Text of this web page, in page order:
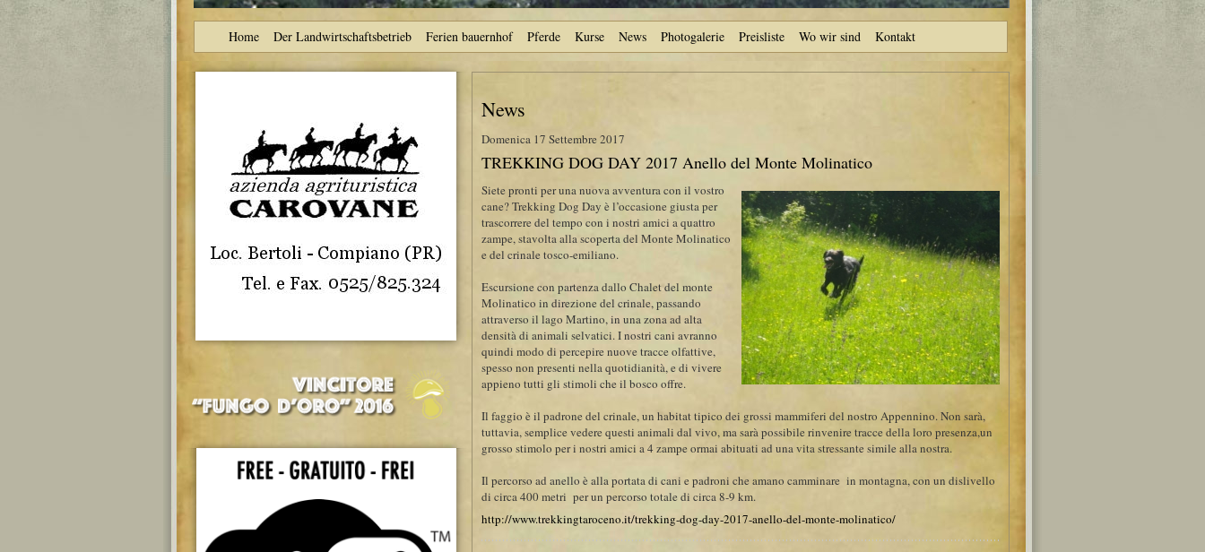
Home Der Landwirtschaftsbetrieb Ferien bauernhof Pferde Kurse News Photogalerie Preisliste Wo wir sind Kontakt
News
Domenica 17 Settembre 2017
TREKKING DOG DAY 2017 Anello del Monte Molinatico
Siete pronti per una nuova avventura con il vostro
cane? Trekking Dog Day è l’occasione giusta per
trascorrere del tempo con i nostri amici a quattro
zampe, stavolta alla scoperta del Monte Molinatico
e del crinale tosco-emiliano.
Escursione con partenza dallo Chalet del monte
Molinatico in direzione del crinale, passando
attraverso il lago Martino, in una zona ad alta
densità di animali selvatici. I nostri cani avranno
quindi modo di percepire nuove tracce olfattive,
spesso non presenti nella quotidianità, e di vivere
appieno tutti gli stimoli che il bosco offre.
Il faggio è il padrone del crinale, un habitat tipico dei grossi mammiferi del nostro Appennino. Non sarà,
tuttavia, semplice vedere questi animali dal vivo, ma sarà possibile rinvenire tracce della loro presenza,un
grosso stimolo per i nostri amici a 4 zampe ormai abituati ad una vita stressante simile alla nostra.
Il percorso ad anello è alla portata di cani e padroni che amano camminare in montagna, con un dislivello
di circa 400 metri per un percorso totale di circa 8-9 km.
http://www.trekkingtaroceno.it/trekking-dog-day-2017-anello-del-monte-molinatico/